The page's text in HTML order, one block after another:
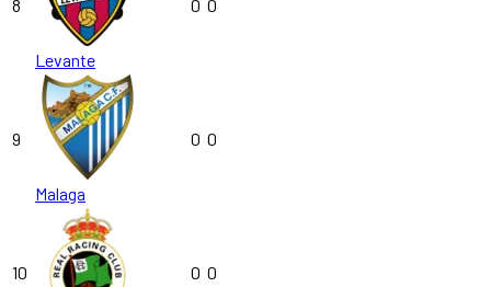
8
Levante
0 0
9
Malaga
0 0
10 0 0